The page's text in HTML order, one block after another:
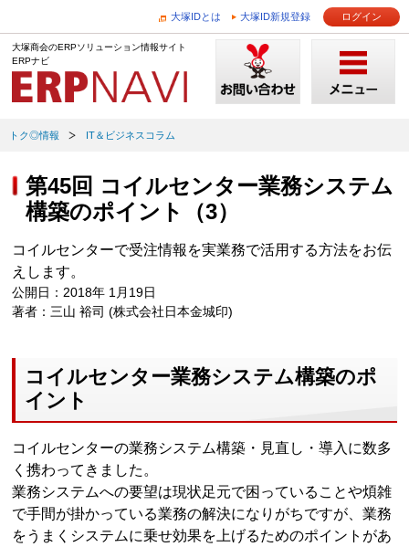
大塚IDとは 大塚ID新規登録 ログイン
大塚商会のERPソリューション情報サイト
ERPナビ
トク◎情報 IT＆ビジネスコラム
第45回 コイルセンター業務システム
構築のポイント（3）
コイルセンターで受注情報を実業務で活用する方法をお伝
えします。
公開日：2018年 1月19日
著者：三山 裕司 (株式会社日本金城印)
コイルセンター業務システム構築のポ
イント
コイルセンターの業務システム構築・見直し・導入に数多
く携わってきました。
業務システムへの要望は現状足元で困っていることや煩雑
で手間が掛かっている業務の解決になりがちですが、業務
をうまくシステムに乗せ効果を上げるためのポイントがあ